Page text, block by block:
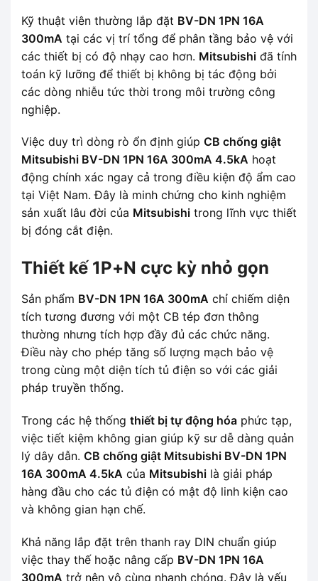
Kỹ thuật viên thường lắp đặt BV-DN 1PN 16A
300mA tại các vị trí tổng để phân tầng bảo vệ với
các thiết bị có độ nhạy cao hơn. Mitsubishi đã tính
toán kỹ lưỡng để thiết bị không bị tác động bởi
các dòng nhiễu tức thời trong môi trường công
nghiệp.
Việc duy trì dòng rò ổn định giúp CB chống giật
Mitsubishi BV-DN 1PN 16A 300mA 4.5kA hoạt
động chính xác ngay cả trong điều kiện độ ẩm cao
tại Việt Nam. Đây là minh chứng cho kinh nghiệm
sản xuất lâu đời của Mitsubishi trong lĩnh vực thiết
bị đóng cắt điện.
Thiết kế 1P+N cực kỳ nhỏ gọn
Sản phẩm BV-DN 1PN 16A 300mA chỉ chiếm diện
tích tương đương với một CB tép đơn thông
thường nhưng tích hợp đầy đủ các chức năng.
Điều này cho phép tăng số lượng mạch bảo vệ
trong cùng một diện tích tủ điện so với các giải
pháp truyền thống.
Trong các hệ thống thiết bị tự động hóa phức tạp,
việc tiết kiệm không gian giúp kỹ sư dễ dàng quản
lý dây dẫn. CB chống giật Mitsubishi BV-DN 1PN
16A 300mA 4.5kA của Mitsubishi là giải pháp
hàng đầu cho các tủ điện có mật độ linh kiện cao
và không gian hạn chế.
Khả năng lắp đặt trên thanh ray DIN chuẩn giúp
việc thay thế hoặc nâng cấp BV-DN 1PN 16A
300mA trở nên vô cùng nhanh chóng. Đây là yếu